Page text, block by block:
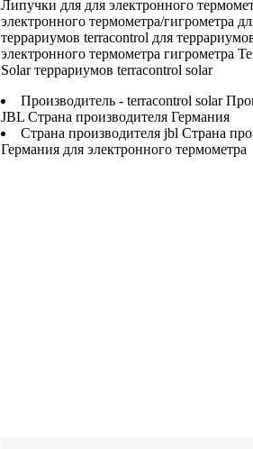
Липучки для для электронного
электронного термометра/гигрометра
террариумов terracontrol для
электронного термометра гигрометра
Solarтеррариумов terracontrol solar
Производитель - terracontrol solar
JBL Страна производителя Германия
Страна производителя jbl Страна
Германия для электронного термометра